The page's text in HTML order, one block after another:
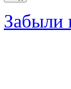
Забыли